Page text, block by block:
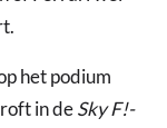
het podium
in deSky F!-